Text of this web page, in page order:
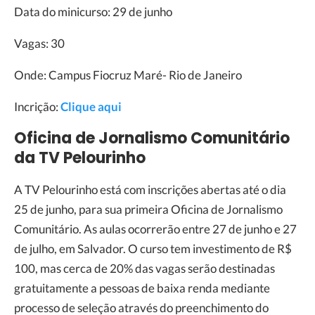
Data do minicurso: 29 de junho
Vagas: 30
Onde: Campus Fiocruz Maré- Rio de Janeiro
Incrição:Clique aqui
Oficina de Jornalismo Comunitário
da TV Pelourinho
A TV Pelourinho está com inscrições abertas até o dia
25 de junho, para sua primeira Oficina de Jornalismo
Comunitário. As aulas ocorrerão entre 27 de junho e 27
de julho, em Salvador. O curso tem investimento de R$
100, mas cerca de 20% das vagas serão destinadas
gratuitamente a pessoas de baixa renda mediante
processo de seleção através do preenchimento do